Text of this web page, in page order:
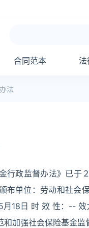
合同范本
法
行政监督办法》已于
布单位：劳动和社会
月18日 时 效 性：--
加强社会保险基金监